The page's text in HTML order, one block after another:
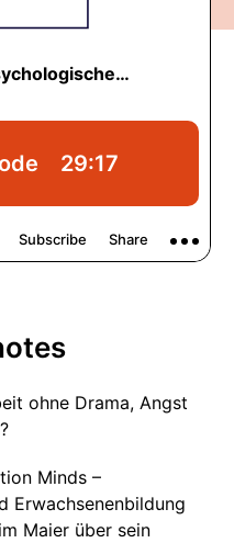
ohne Drama, Angst
Minds –
Erwachsenenbildung
Maier über sein